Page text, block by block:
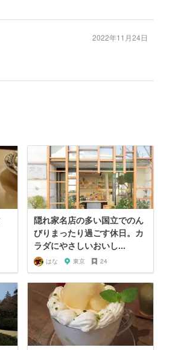
2022年11月24日
隠れ家名店の多い国立でのん
びりまったり過ごす休日。カ
ラダにやさしいおいし...
はな 東京 24